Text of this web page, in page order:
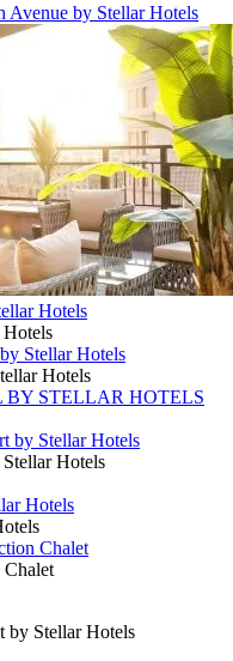
Avenue by Stellar Hotels
Hotels
Stellar Hotels
STELLAR HOTELS
by Stellar Hotels
Hotels
Chalet
by Stellar Hotels